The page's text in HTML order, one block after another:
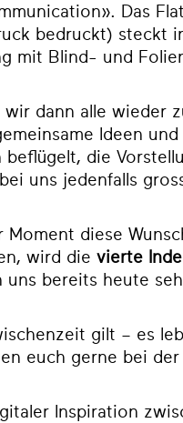
Das
bedruckt) steckt
mit Blind- und
wir dann alle wieder
Ideen
beflügelt, die
uns jedenfalls
Moment diese
wird die vierte
uns bereits heute
gilt – es
euch gerne bei
Inspiration